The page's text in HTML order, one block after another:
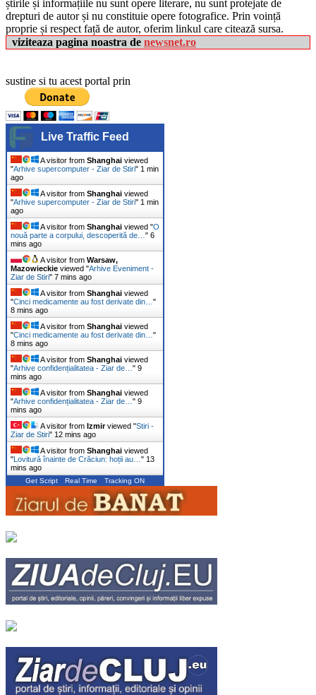
știrile și informațiile nu sunt opere literare, nu sunt protejate de
drepturi de autor și nu constituie opere fotografice. Prin voință
proprie și respect față de autor, oferim linkul care citează sursa.
viziteaza pagina noastra de newsnet.ro
sustine si tu acest portal prin
Live Traffic Feed
A visitor from Shanghai viewed
"Arhive supercomputer - Ziar de Stiri" 1 min
ago
A visitor from Shanghai viewed
"Arhive supercomputer - Ziar de Stiri" 1 min
ago
A visitor from Shanghai viewed "O
nouă parte a corpului, descoperită de… " 6
mins ago
A visitor from Warsaw,
Mazowieckie viewed "Arhive Eveniment -
Ziar de Stiri" 7 mins ago
A visitor from Shanghai viewed
"Cinci medicamente au fost derivate din… "
8 mins ago
A visitor from Shanghai viewed
"Cinci medicamente au fost derivate din… "
8 mins ago
A visitor from Shanghai viewed
"Arhive confidențialitatea - Ziar de… " 9
mins ago
A visitor from Shanghai viewed
"Arhive confidențialitatea - Ziar de… " 9
mins ago
A visitor from Izmirviewed "Stiri -
Ziar de Stiri" 12 mins ago
A visitor from Shanghai viewed
"Lovitură înainte de Crăciun: hoții au… " 13
mins ago
Get Script Real Time Tracking ON